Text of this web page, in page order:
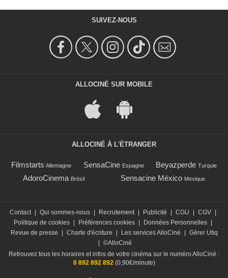
SUIVEZ-NOUS
ALLOCINÉ SUR MOBILE
ALLOCINÉ À L'ÉTRANGER
Filmstarts Allemagne SensaCine Espagne Beyazperde Turquie
AdoroCinema Brésil Sensacine México Mexique
Contact Qui sommes-nous Recrutement Publicité CGU CGV
Politique de cookies
Préférences cookies Données Personnelles
Revue de presse
Charte d'écriture Les services AlloCiné
Gérer Utiq
©AlloCiné
Retrouvez tous les horaires et infos de votre cinéma sur le numéro AlloCiné :
0 892 892 892(0,90€/minute)